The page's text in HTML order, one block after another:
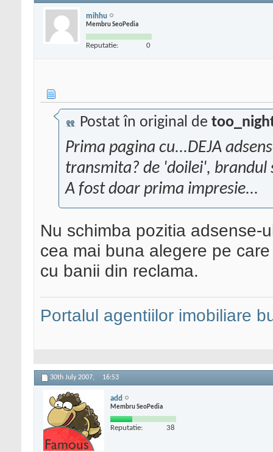
mihhu
Membru SeoPedia
Reputatie: 0
Postat în original de
Prima pagina cu...DEJA
transmita? de 'doilei',
A fost doar prima impresie...
Nu schimba pozitia adsense-
cea mai buna alegere pe
cu banii din reclama.
Portalul agentiilor imobiliare
30th July 2007, 16:53
add
Membru SeoPedia
Reputatie: 38